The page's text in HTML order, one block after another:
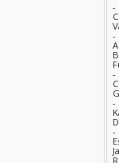
-
-
-
-
-